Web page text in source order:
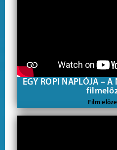
EGY ROPI NAPLÓJA – A
Film